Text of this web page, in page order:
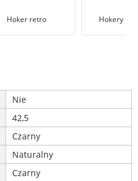
Hoker retro Hokery
Nie
42,5
Czarny
Naturalny
Czarny